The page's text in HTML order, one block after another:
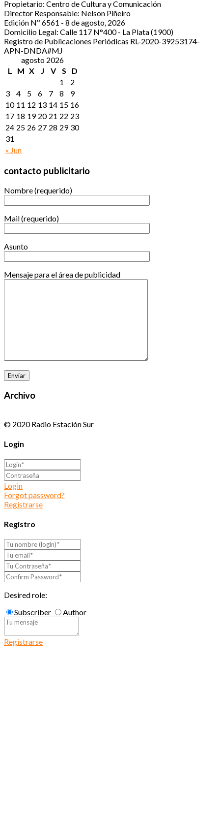
Propietario: Centro de Cultura y Comunicación
Director Responsable: Nelson Piñeiro
Edición Nº 6561 - 8 de agosto, 2026
Domicilio Legal: Calle 117 N°400 - La Plata (1900)
Registro de Publicaciones Periódicas RL-2020-39253174-
APN-DNDA#MJ
agosto 2026
L
M X J V S D
« Jun
1
2
3
4 5 6 7 8
9
10 11 12 13 14 15 16
17 18 19 20 21 22 23
24 25 26 27 28 29 30
31
contacto publicitario
Nombre (requerido)
Mail (requerido)
Asunto
Mensaje para el área de publicidad
Archivo
© 2020 Radio Estación Sur
Login
Login
Forgot password?
Registrarse
Registro
Desired role:
Subscriber
Author
Registrarse